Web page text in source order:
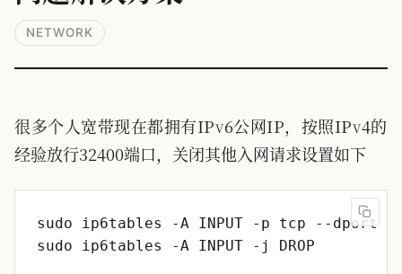
NETWORK
很多个人宽带现在都拥有IPv6公网IP，按照IPv4的
经验放行32400端口，关闭其他入网请求设置如下
sudo ip6tables -A INPUT -p tcp --dport